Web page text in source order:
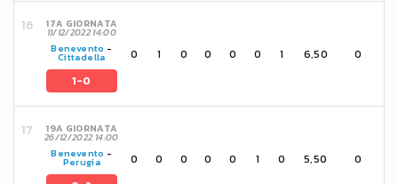
17A GIORNATA
11/12/2022 14:00
Benevento -
Cittadella
1-0
0 1 0 0 0 0 1 6,50 0
19A GIORNATA
26/12/2022 14:00
Benevento -
Perugia 0 0 0 0 0 1 0 5,50 0